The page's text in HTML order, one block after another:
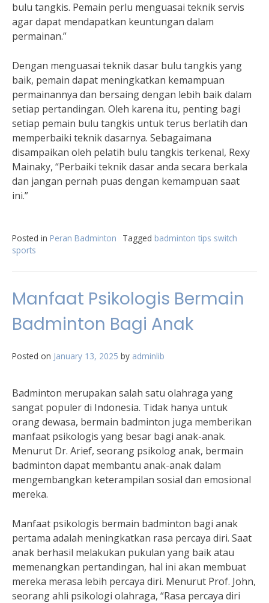
bulu tangkis. Pemain perlu menguasai teknik servis
agar dapat mendapatkan keuntungan dalam
permainan.”
Dengan menguasai teknik dasar bulu tangkis yang
baik, pemain dapat meningkatkan kemampuan
permainannya dan bersaing dengan lebih baik dalam
setiap pertandingan. Oleh karena itu, penting bagi
setiap pemain bulu tangkis untuk terus berlatih dan
memperbaiki teknik dasarnya. Sebagaimana
disampaikan oleh pelatih bulu tangkis terkenal, Rexy
Mainaky, “Perbaiki teknik dasar anda secara berkala
dan jangan pernah puas dengan kemampuan saat
ini.”
Posted in Peran Badminton Tagged badminton tips switch
sports
Manfaat Psikologis Bermain
Badminton Bagi Anak
Posted on January 13, 2025 by adminlib
Badminton merupakan salah satu olahraga yang
sangat populer di Indonesia. Tidak hanya untuk
orang dewasa, bermain badminton juga memberikan
manfaat psikologis yang besar bagi anak-anak.
Menurut Dr. Arief, seorang psikolog anak, bermain
badminton dapat membantu anak-anak dalam
mengembangkan keterampilan sosial dan emosional
mereka.
Manfaat psikologis bermain badminton bagi anak
pertama adalah meningkatkan rasa percaya diri. Saat
anak berhasil melakukan pukulan yang baik atau
memenangkan pertandingan, hal ini akan membuat
mereka merasa lebih percaya diri. Menurut Prof. John,
seorang ahli psikologi olahraga, “Rasa percaya diri